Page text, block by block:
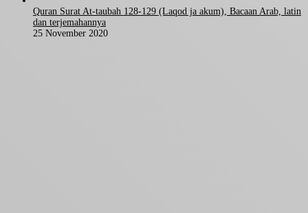
Quran Surat At-taubah 128-129 (Laqod ja akum), Bacaan Arab, latin
dan terjemahannya
25 November 2020